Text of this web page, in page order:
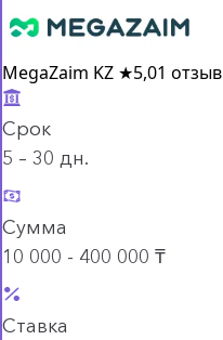
MegaZaim KZ ★5,01 отзыв
Срок
5 – 30 дн.
Сумма
10 000 - 400 000 ₸
Ставка